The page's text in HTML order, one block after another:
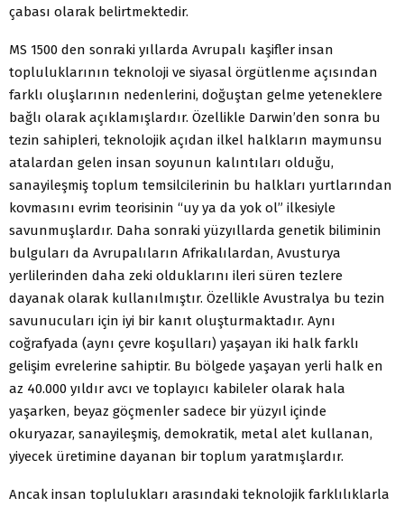
çabası olarak belirtmektedir.
MS 1500 den sonraki yıllarda Avrupalı kaşifler insan
topluluklarının teknoloji ve siyasal örgütlenme açısından
farklı oluşlarının nedenlerini, doğuştan gelme yeteneklere
bağlı olarak açıklamışlardır. Özellikle Darwin’den sonra bu
tezin sahipleri, teknolojik açıdan ilkel halkların maymunsu
atalardan gelen insan soyunun kalıntıları olduğu,
sanayileşmiş toplum temsilcilerinin bu halkları yurtlarından
kovmasını evrim teorisinin “uy ya da yok ol” ilkesiyle
savunmuşlardır. Daha sonraki yüzyıllarda genetik biliminin
bulguları da Avrupalıların Afrikalılardan, Avusturya
yerlilerinden daha zeki olduklarını ileri süren tezlere
dayanak olarak kullanılmıştır. Özellikle Avustralya bu tezin
savunucuları için iyi bir kanıt oluşturmaktadır. Aynı
coğrafyada (aynı çevre koşulları) yaşayan iki halk farklı
gelişim evrelerine sahiptir. Bu bölgede yaşayan yerli halk en
az 40.000 yıldır avcı ve toplayıcı kabileler olarak hala
yaşarken, beyaz göçmenler sadece bir yüzyıl içinde
okuryazar, sanayileşmiş, demokratik, metal alet kullanan,
yiyecek üretimine dayanan bir toplum yaratmışlardır.
Ancak insan toplulukları arasındaki teknolojik farklılıklarla